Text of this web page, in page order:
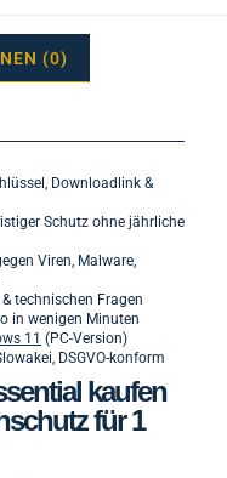
(0)
Downloadlink &
Schutz ohne jährliche
Viren, Malware,
technischen Fragen
in wenigen Minuten
11 (PC-Version)
DSGVO-konform
kaufen
für 1